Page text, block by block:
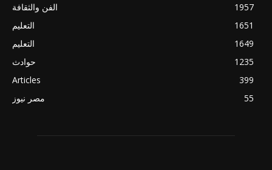
الفن والثقافة
1957
التعليم
1651
التعليم
1649
حوادث
1235
Articles
399
مصر نيوز
55